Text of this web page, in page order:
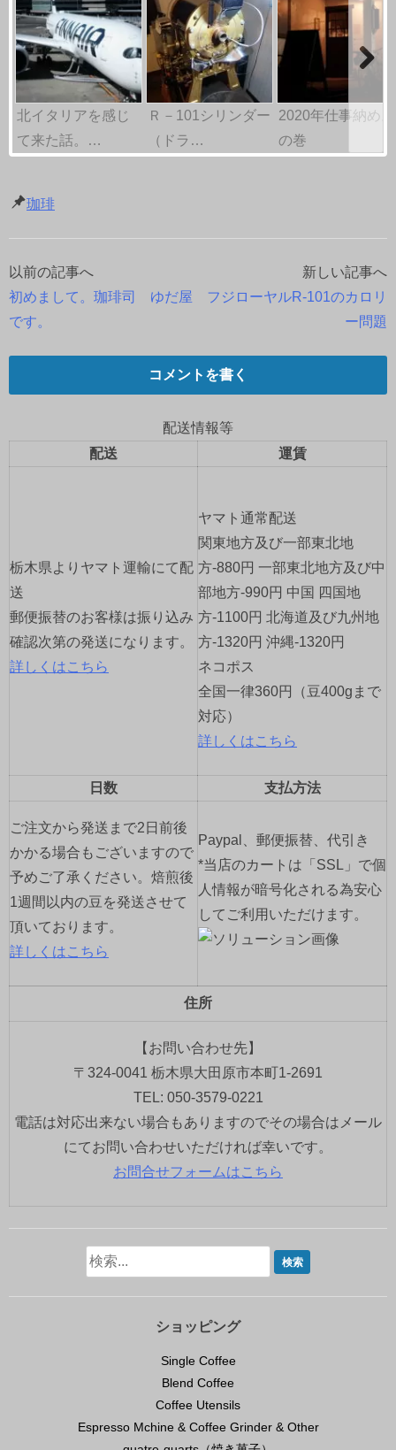
北イタリアを感じ
て来た話。…
Ｒ－101シリンダー
（ドラ…
2020年仕事納め。
の巻
珈琲
投
稿
ナ
ビ
ー
ン
以前の記事へ
初めまして。珈琲司 ゆだ屋
です。
新しい記事へ
フジローヤルR-101のカロリ
ー問題
コメントを書く
配送情報等
配送
運賃
栃木県よりヤマト運輸にて配
送
郵便振替のお客様は振り込み
確認次第の発送になります。
詳しくはこちら
ヤマト通常配送
関東地方及び一部東北地
方-880円 一部東北地方及び中
部地方-990円 中国 四国地
方-1100円 北海道及び九州地
方-1320円 沖縄-1320円
ネコポス
全国一律360円（豆400gまで
対応）
詳しくはこちら
日数 支払方法
ご注文から発送まで2日前後
かかる場合もございますので
予めご了承ください。焙煎後
1週間以内の豆を発送させて
頂いております。
詳しくはこちら
Paypal、郵便振替、代引き
*当店のカートは「SSL」で個
人情報が暗号化される為安心
してご利用いただけます。
住所
【お問い合わせ先】
〒324-0041 栃木県大田原市本町1-2691
TEL: 050-3579-0221
電話は対応出来ない場合もありますのでその場合はメール
にてお問い合わせいただければ幸いです。
お問合せフォームはこちら
ショッピング
Single Coffee
Blend Coffee
Coffee Utensils
Espresso Mchine & Coffee Grinder & Other